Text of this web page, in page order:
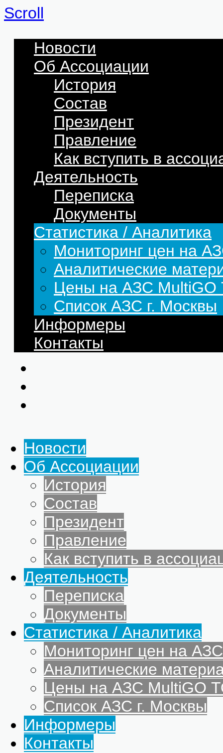
Scroll
Новости
Об Ассоциации
История
Состав
Президент
Правление
Как вступить в
Деятельность
Переписка
Документы
Статистика / Аналитика
Мониторинг цен на
Аналитические
Цены на АЗС
Список АЗС г. Москвы
Информеры
Контакты
Новости
Об Ассоциации
История
Состав
Президент
Правление
Как вступить в
Деятельность
Переписка
Документы
Статистика / Аналитика
Мониторинг цен на
Аналитические
Цены на АЗС MultiGO
Список АЗС г. Москвы
Информеры
Контакты